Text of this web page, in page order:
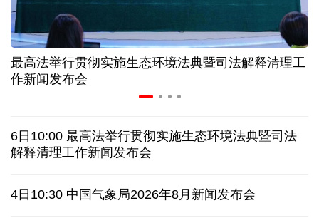
历经十余年，西藏南木林：昔日荒河滩 今时富绿洲
情满天山 援疆印记丨安徽支教生赢得桃李秀昆仑
从规划到落实：中国发展经验引发南非各界思考
日本有识之士：32名中国劳工本不该命丧长崎
最高法举行贯彻实施生态环境法典暨司法解释清理工
作新闻发布会
6日10:00 最高法举行贯彻实施生态环境法典暨司法
解释清理工作新闻发布会
4日10:30 中国气象局2026年8月新闻发布会